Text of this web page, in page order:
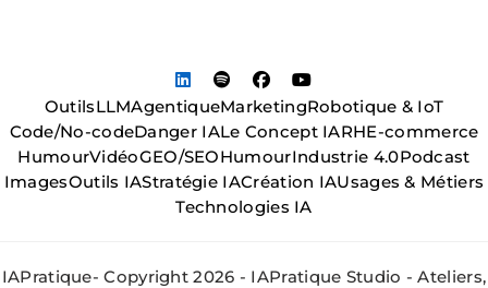
OutilsLLMAgentiqueMarketingRobotique & IoT
Code/No-codeDanger IALe Concept IARHE-commerce
HumourVidéoGEO/SEOHumourIndustrie 4.0Podcast
ImagesOutils IAStratégie IACréation IAUsages & Métiers
Technologies IA
IAPratique- Copyright 2026 - IAPratique Studio - Ateliers,